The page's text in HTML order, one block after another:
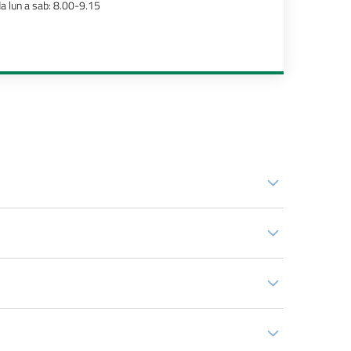
lun a sab: 8.00-9.15